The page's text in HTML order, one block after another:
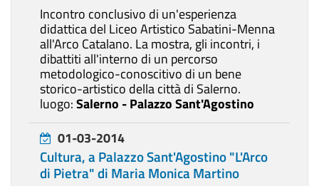
Incontro conclusivo di un'esperienza
didattica del Liceo Artistico Sabatini-Menna
all'Arco Catalano. La mostra, gli incontri, i
dibattiti all'interno di un percorso
metodologico-conoscitivo di un bene
storico-artistico della città di Salerno.
luogo:Salerno - Palazzo Sant'Agostino
01-03-2014
Cultura, a Palazzo Sant'Agostino "L'Arco
di Pietra" di Maria Monica Martino